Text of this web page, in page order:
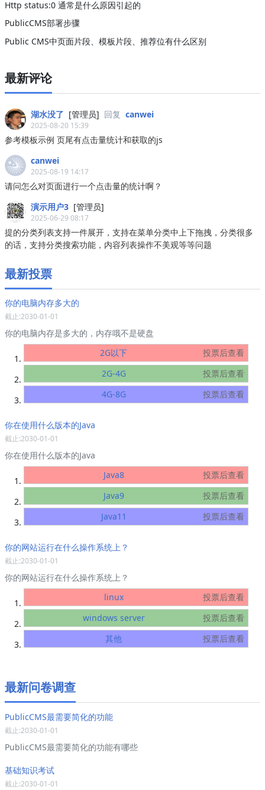
Http status:0 通常是什么原因引起的
PublicCMS部署步骤
Public CMS中页面片段、模板片段、推荐位有什么区别
最新评论
湖水没了 [管理员] 回复 canwei
2025-08-20 15:39
参考模板示例 页尾有点击量统计和获取的js
canwei
2025-08-19 14:17
请问怎么对页面进行一个点击量的统计啊？
演示用户3 [管理员]
2025-06-29 08:17
提的分类列表支持一件展开，支持在菜单分类中上下拖拽，分类很多
的话，支持分类搜索功能，内容列表操作不美观等等问题
最新投票
你的电脑内存多大的
截止:2030-01-01
你的电脑内存是多大的，内存哦不是硬盘
2G以下
投票后查看
2G-4G
投票后查看
4G-8G
投票后查看
你在使用什么版本的Java
截止:2030-01-01
你在使用什么版本的Java
Java8
投票后查看
Java9
投票后查看
Java11
投票后查看
你的网站运行在什么操作系统上？
截止:2030-01-01
你的网站运行在什么操作系统上？
linux
投票后查看
windows server
投票后查看
其他
投票后查看
最新问卷调查
PublicCMS最需要简化的功能
截止:2030-01-01
PublicCMS最需要简化的功能有哪些
基础知识考试
截止:2030-01-01